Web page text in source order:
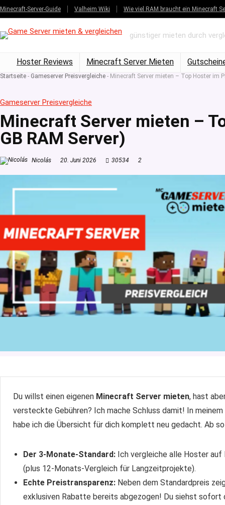
Minecraft-Server-Guide Valheim Wiki Wie viel RAM braucht ein Minecraft
günstiger mieten durch
Hoster Reviews Minecraft Server Mieten
Startseite - Gameserver Preisvergleiche - Minecraft Server mieten – Top Hoster im
Gameserver Preisvergleiche
Minecraft Server mieten –
GB RAM Server)
Nicolás 20. Juni 2026 30534 2
Du willst einen eigenen Minecraft Server mieten, hast
versteckte Gebühren? Ich mache Schluss damit! In
habe ich die Übersicht für dich komplett neu gedacht. Ab
Der 3-Monate-Standard: Ich vergleiche alle Hoster auf
(plus 12-Monats-Vergleich für Langzeitprojekte).
Echte Preistransparenz: Neben dem Standardpreis
exklusiven Rabatte bereits abgezogen! Du siehst